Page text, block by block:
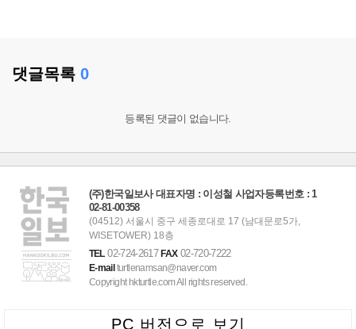
댓글목록 0
등록된 댓글이 없습니다.
(주)한국일보사 대표자명 : 이성철 사업자등록번호 : 1
02-81-00358
(04512) 서울시 중구 세종로대로 17 (남대문로5가,
WISETOWER) 18층
TEL02-724-2617FAX02-720-7222
E-mailturtlenamsan@naver.com
Copyright hkturtle.com All rights reserved.
PC 버전으로 보기